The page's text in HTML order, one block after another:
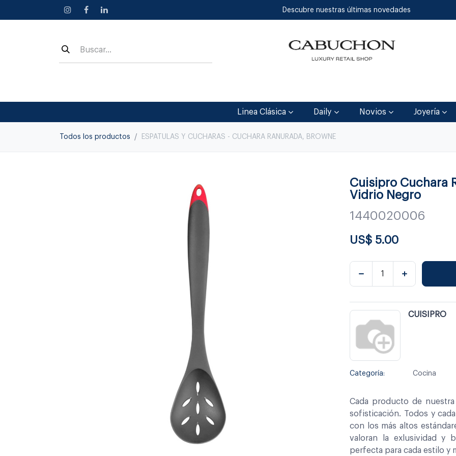
Descubre nuestras últimas novedades
Linea Clásica Daily Novios Joyería
Todos los productos ESPATULAS Y CUCHARAS - CUCHARA RANURADA, BROWNE
Cuisipro Cuchara
Vidrio Negro
1440020006
US$ 5.00
CUISIPRO
Categoría: Cocina
Cada producto de
sofisticación. Todos y
con los más altos
valoran la exlusividad y
perfecta para cada estilo y